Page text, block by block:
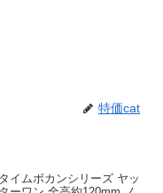
特価cat
イムボカンシリーズ ヤッ